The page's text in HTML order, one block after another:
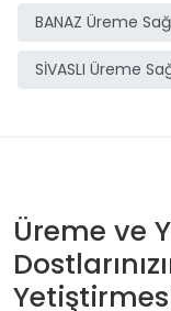
BANAZ Üreme
SİVASLI Üreme
Üreme ve